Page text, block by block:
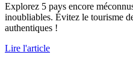
Explorez 5 pays encore
inoubliables. Évitez le tourisme
authentiques !
Lire l'article